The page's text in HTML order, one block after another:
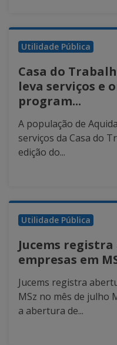
Utilidade Pública
Casa do
leva serviços e
program...
A população de
serviços da Casa do
edição do...
Utilidade Pública
Jucems
empresas em
Jucems registra
MSz no mês de julho
a abertura de...